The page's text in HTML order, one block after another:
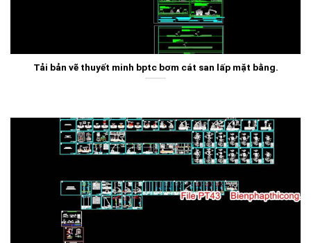
Tải bản vẽ thuyết minh bptc bơm cát san lấp mặt bằng.